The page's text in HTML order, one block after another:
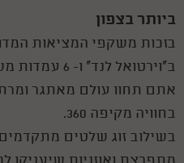
ביותר בצפון
בזכות משקפי המציאות
ב"וירטואל לנד" ו- 6 עמדות משחק HTC VIVE
אתם תחוו עולם מאתגר
בחוויה מקיפה 360.
בשילוב זוג שלטים